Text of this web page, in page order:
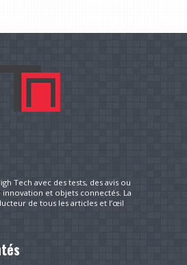
Tech avec des tests, des avis ou
et objets connectés. La
de tous les articles et l’œil